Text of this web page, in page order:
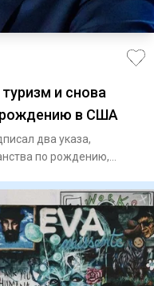
и снова
рождению в США
два указа,
по рождению,